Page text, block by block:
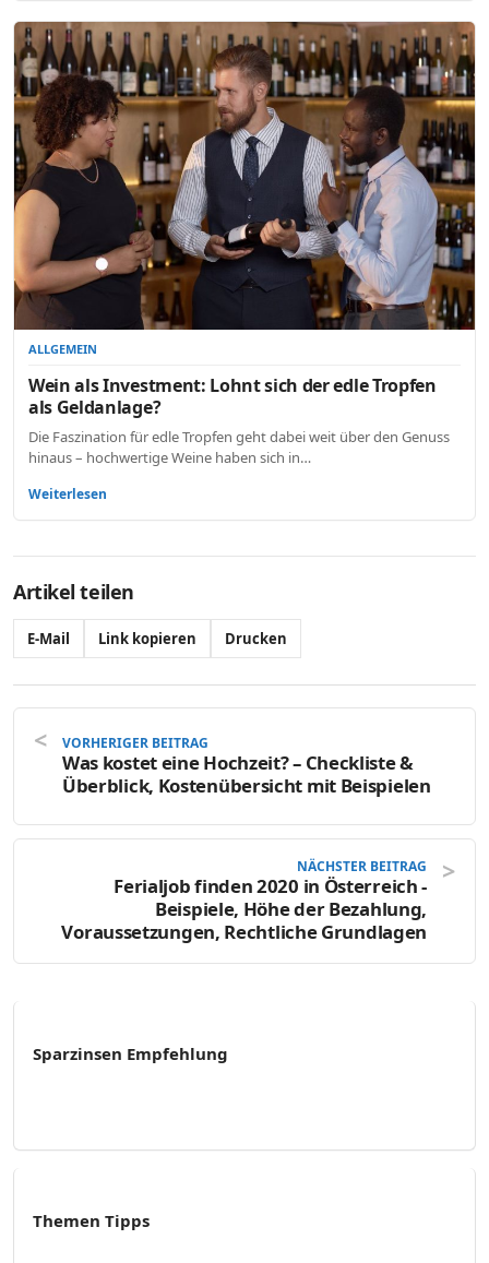
ALLGEMEIN
Wein als Investment: Lohnt sich der edle Tropfen
als Geldanlage?
Die Faszination für edle Tropfen geht dabei weit über den Genuss
hinaus – hochwertige Weine haben sich in…
Weiterlesen
Artikel teilen
E-Mail Link kopieren Drucken
VORHERIGER BEITRAG
Was kostet eine Hochzeit? – Checkliste &
Überblick, Kostenübersicht mit Beispielen
NÄCHSTER BEITRAG
Ferialjob finden 2020 in Österreich -
Beispiele, Höhe der Bezahlung,
Voraussetzungen, Rechtliche Grundlagen
Sparzinsen Empfehlung
Themen Tipps